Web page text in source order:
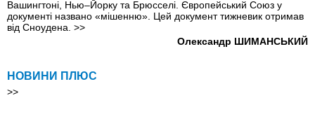
Вашингтоні, Нью–Йорку та Брюсселі. Європейський Союз у
документі названо «мішенню». Цей документ тижневик отримав
від Сноудена. >>
Олександр ШИМАНСЬКИЙ
НОВИНИ ПЛЮС
>>